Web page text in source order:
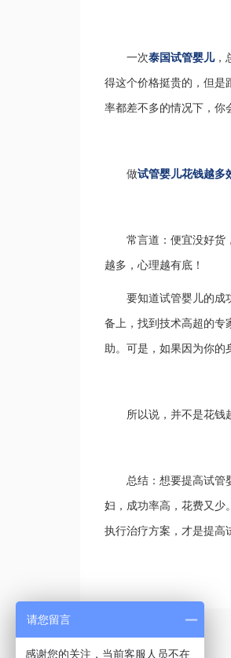
一次泰国试管婴儿，
得这个价格挺贵的，但是
率都差不多的情况下，你
做试管婴儿花钱越多
常言道：便宜没好货
越多，心理越有底！
要知道试管婴儿的成
备上，找到技术高超的专
助。可是，如果因为你的
所以说，并不是花钱
总结：想要提高试管
妇，成功率高，花费又少
执行治疗方案，才是提高
请您留言
感谢您的关注，当前客服人员不在